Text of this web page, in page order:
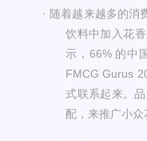
· 随着越来越多的消
饮料中加入花
示， 66% 的中
FMCG Gurus
式联系起来。
配，来推广小